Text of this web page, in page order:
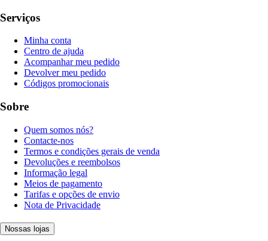
Serviços
Minha conta
Centro de ajuda
Acompanhar meu pedido
Devolver meu pedido
Códigos promocionais
Sobre
Quem somos nós?
Contacte-nos
Termos e condições gerais de venda
Devoluções e reembolsos
Informação legal
Meios de pagamento
Tarifas e opções de envio
Nota de Privacidade
Nossas lojas